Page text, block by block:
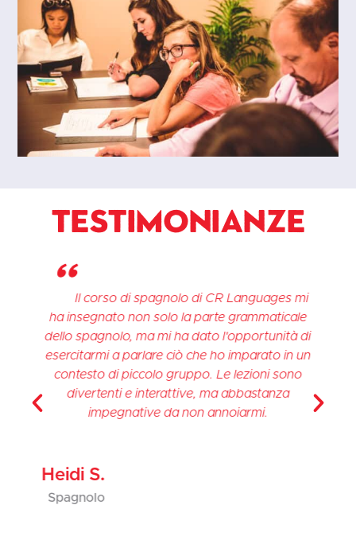
Testimonianze
" Il corso di spagnolo di CR Languages mi
ha insegnato non solo la parte grammaticale
dello spagnolo, ma mi ha dato l'opportunità di
esercitarmi a parlare ciò che ho imparato in un
contesto di piccolo gruppo. Le lezioni sono
divertenti e interattive, ma abbastanza
impegnative da non annoiarmi.
Heidi S.
Spagnolo